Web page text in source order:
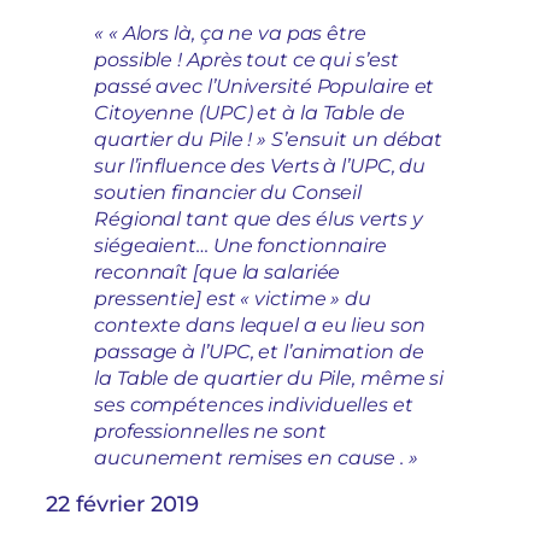
« « Alors là, ça ne va pas être
possible ! Après tout ce qui s’est
passé avec l’Université Populaire et
Citoyenne (UPC) et à la Table de
quartier du Pile ! » S’ensuit un débat
sur l’influence des Verts à l’UPC, du
soutien financier du Conseil
Régional tant que des élus verts y
siégeaient… Une fonctionnaire
reconnaît [que la salariée
pressentie] est « victime » du
contexte dans lequel a eu lieu son
passage à l’UPC, et l’animation de
la Table de quartier du Pile, même si
ses compétences individuelles et
professionnelles ne sont
aucunement remises en cause . »
22 février 2019